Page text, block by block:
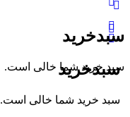
سبدخرید
سبد خرید شما خالی است.
سبدخرید
سبد خرید شما خالی است.